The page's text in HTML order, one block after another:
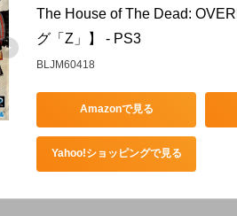
The House of The Dead:
グ「Z」】 - PS3
BLJM60418
Amazonで見る
Yahoo!ショッピングで見る